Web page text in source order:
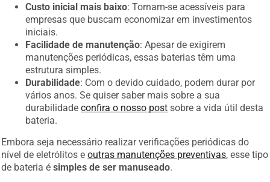
Custo inicial mais baixo: Tornam-se acessíveis para
empresas que buscam economizar em investimentos
iniciais.
Facilidade de manutenção: Apesar de exigirem
manutenções periódicas, essas baterias têm uma
estrutura simples.
Durabilidade: Com o devido cuidado, podem durar por
vários anos. Se quiser saber mais sobre a sua
durabilidadeconfira o nosso post sobre a vida útil desta
bateria.
Embora seja necessário realizar verificações periódicas do
nível de eletrólitos eoutras manutenções preventivas, esse tipo
de bateria ésimples de ser manuseado.